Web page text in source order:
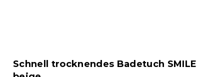
Schnell trocknendes Badetuch SMILE